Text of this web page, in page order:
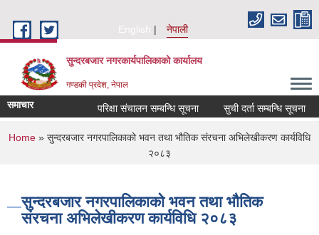
English
नेपाली
सुन्दरबजार नगरकार्यपालिकाको कार्यालय
गण्डकी प्रदेश, नेपाल
समाचार परिक्षा संचालन सम्बन्धि सूचना सुची दर्ता सम्बन्धि सूचना
You are here
Home » सुन्दरबजार नगरपालिकाको भवन तथा भौतिक संरचना अभिलेखीकरण कार्यविधि
२०८३
सुन्दरबजार नगरपालिकाको भवन तथा भौतिक
संरचना अभिलेखीकरण कार्यविधि २०८३